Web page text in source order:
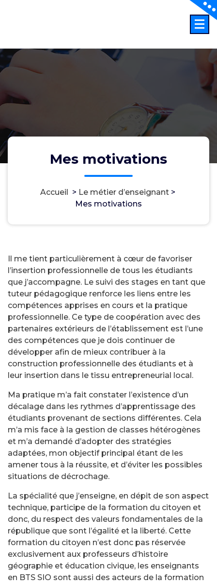
Mes motivations
Accueil > Le métier d’enseignant>
Mes motivations
Il me tient particulièrement à cœur de favoriser
l’insertion professionnelle de tous les étudiants
que j’accompagne. Le suivi des stages en tant que
tuteur pédagogique renforce les liens entre les
compétences apprises en cours et la pratique
professionnelle. Ce type de coopération avec des
partenaires extérieurs de l’établissement est l’une
des compétences que je dois continuer de
développer afin de mieux contribuer à la
construction professionnelle des étudiants et à
leur insertion dans le tissu entrepreneurial local.
Ma pratique m’a fait constater l’existence d’un
décalage dans les rythmes d’apprentissage des
étudiants provenant de sections différentes. Cela
m’a mis face à la gestion de classes hétérogènes
et m’a demandé d’adopter des stratégies
adaptées, mon objectif principal étant de les
amener tous à la réussite, et d’éviter les possibles
situations de décrochage.
La spécialité que j’enseigne, en dépit de son aspect
technique, participe de la formation du citoyen et
donc, du respect des valeurs fondamentales de la
république que sont l’égalité et la liberté. Cette
formation du citoyen n’est donc pas réservée
exclusivement aux professeurs d’histoire
géographie et éducation civique, les enseignants
en BTS SIO sont aussi des acteurs de la formation